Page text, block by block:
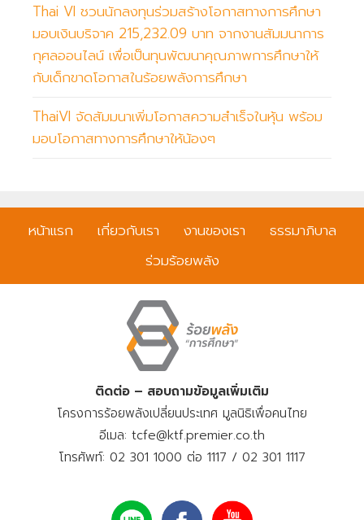
Thai VI ชวนนักลงทุนร่วมสร้างโอกาสทางการศึกษา
มอบเงินบริจาค 215,232.09 บาท จากงานสัมมนาการ
กุศลออนไลน์ เพื่อเป็นทุนพัฒนาคุณภาพการศึกษาให้
กับเด็กขาดโอกาสในร้อยพลังการศึกษา
ThaiVI จัดสัมมนาเพิ่มโอกาสความสำเร็จในหุ้น พร้อม
มอบโอกาสทางการศึกษาให้น้องๆ
หน้าแรก เกี่ยวกับเรา งานของเรา
ธรรมาภิบาล
ร่วมร้อยพลัง
ติดต่อ – สอบถามข้อมูลเพิ่มเติม
โครงการร้อยพลังเปลี่ยนประเทศ มูลนิธิเพื่อคนไทย
อีเมล: tcfe@ktf.premier.co.th
โทรศัพท์: 02 301 1000 ต่อ 1117 / 02 301 1117